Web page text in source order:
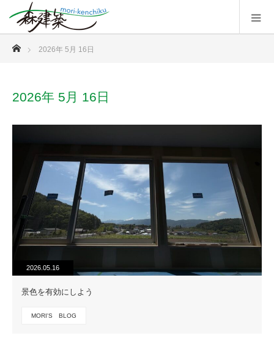
ホーム
2026年 5月 16日
2026年 5月 16日
2026.05.16
景色を有効にしよう
MORI'S BLOG